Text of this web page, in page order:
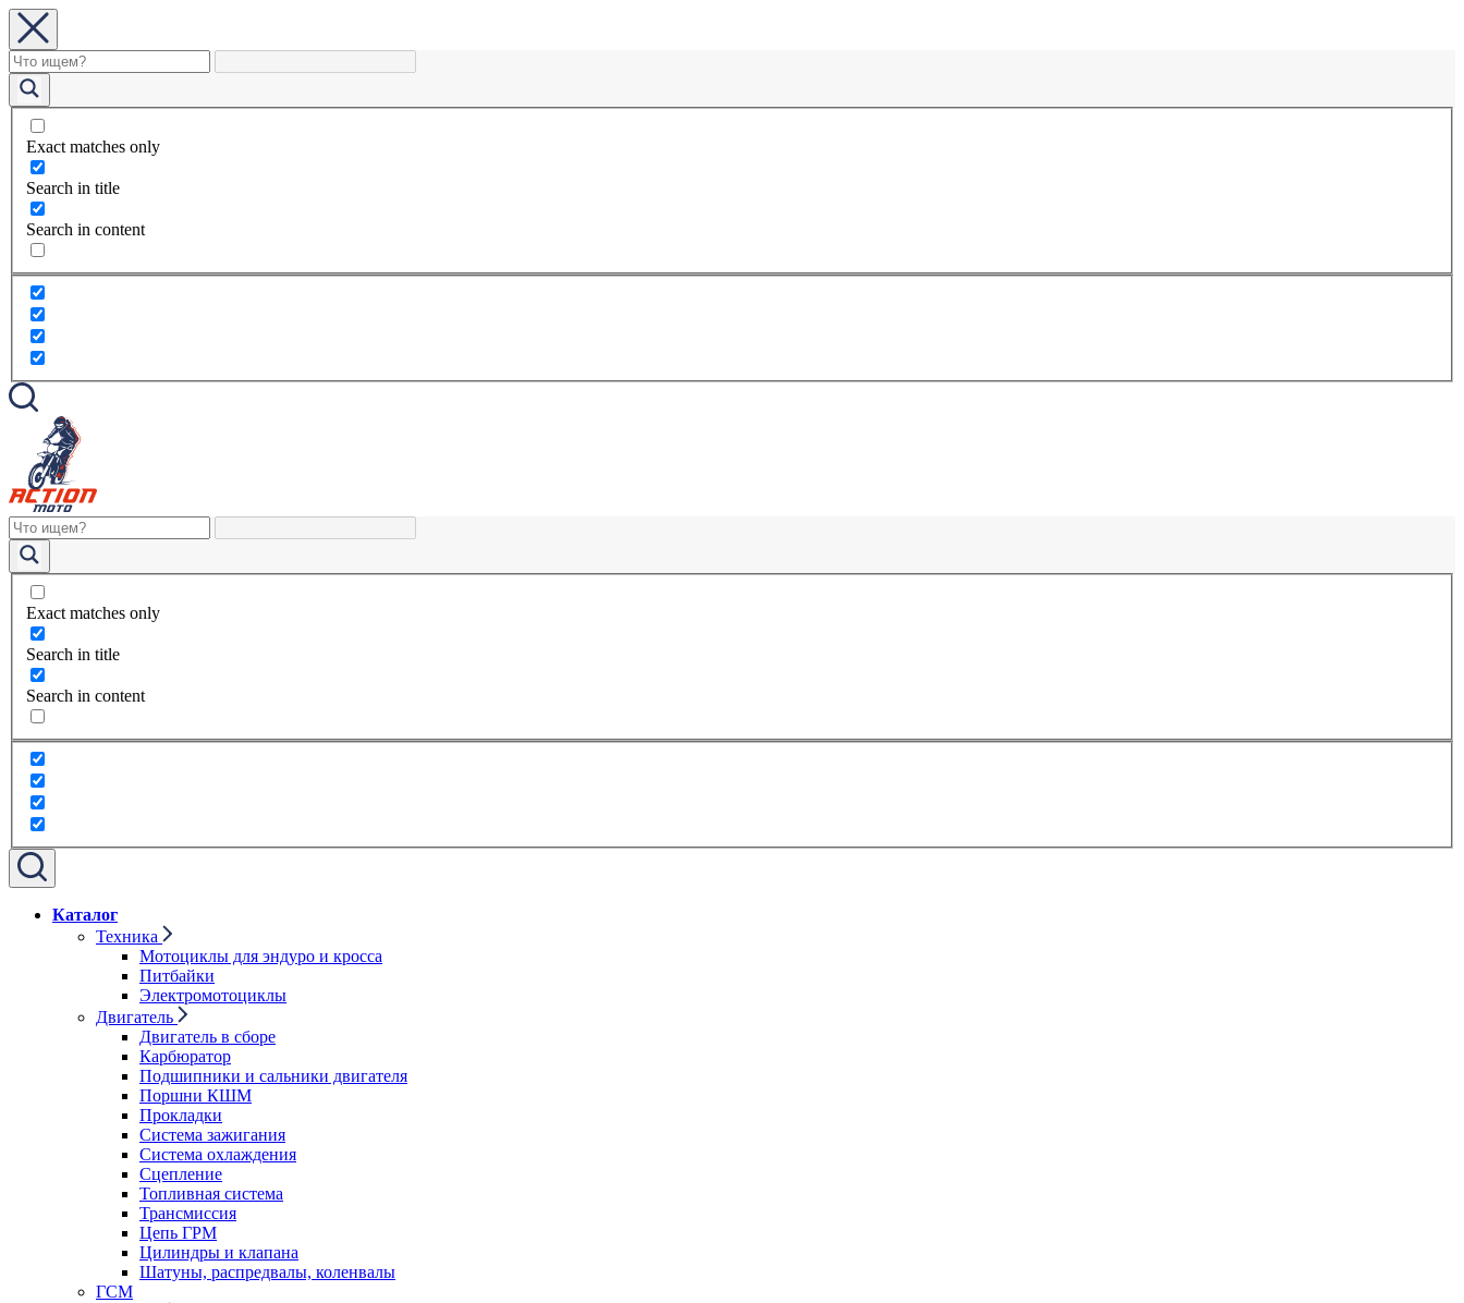
Exact matches only
Search in title
Search in content
Exact matches only
Search in title
Search in content
Каталог
Техника
Мотоциклы для эндуро и кросса
Питбайки
Электромотоциклы
Двигатель
Двигатель в сборе
Карбюратор
Подшипники и сальники двигателя
Поршни КШМ
Прокладки
Система зажигания
Система охлаждения
Сцепление
Топливная система
Трансмиссия
Цепь ГРМ
Цилиндры и клапана
Шатуны, распредвалы, коленвалы
ГСМ